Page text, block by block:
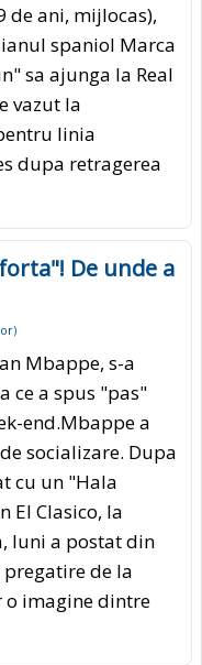
ani, mijlocas),
spaniol Marca
sa ajunga la Real
vazut la
linia
dupa retragerea
De unde a
)
Mbappe, s-a
ce a spus "pas"
end.Mbappe a
socializare. Dupa
cu un "Hala
El Clasico, la
luni a postat din
de la
o imagine dintre